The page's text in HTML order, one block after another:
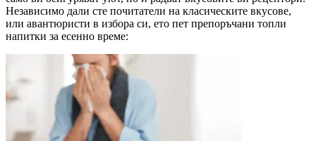
Независимо дали сте почитатели на класическите вкусове,
или авантюристи в избора си, ето пет препоръчани топли
напитки за есенно време: